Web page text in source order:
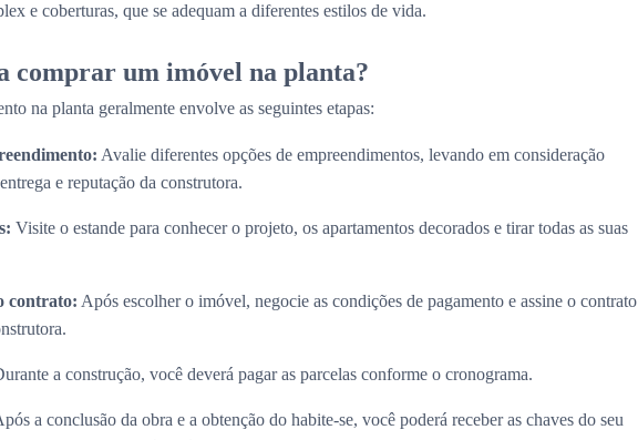
e coberturas, que se adequam a diferentes estilos de vida.
comprar um imóvel na planta?
na planta geralmente envolve as seguintes etapas:
Avalie diferentes opções de empreendimentos, levando em consideração
e reputação da construtora.
Visite o estande para conhecer o projeto, os apartamentos decorados e tirar todas as suas
contrato: Após escolher o imóvel, negocie as condições de pagamento e assine o contrato
a construção, você deverá pagar as parcelas conforme o cronograma.
a conclusão da obra e a obtenção do habite-se, você poderá receber as chaves do seu